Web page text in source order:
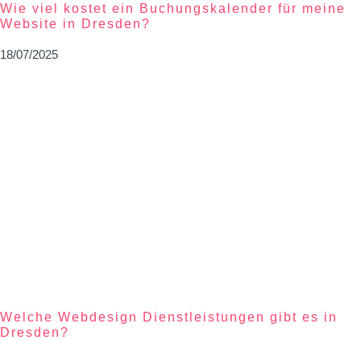
Wie viel kostet ein Buchungskalender für meine
Website in Dresden?
18/07/2025
Welche Webdesign Dienstleistungen gibt es in
Dresden?